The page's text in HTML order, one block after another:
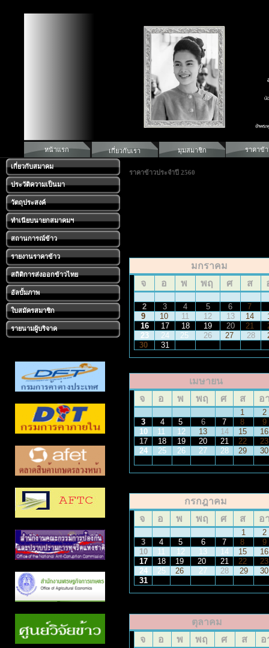
หน้าแรก เกี่ยวกับเรา มุมสมาชิก ราคาข้
เกี่ยวกับสมาคม
ประวัติความเป็นมา
วัตถุประสงค์
ทำเนียบนายกสมาคมฯ
สถานการณ์ข้าว
รายงานราคาข้าว
สถิติการส่งออกข้าวไทย
อัลบั้มภาพ
ใบสมัครสมาชิก
รายนามผู้บริจาค
ราคาข้าวประจำปี 2560
มกราคม
จ
อ พ พฤ ศ ส
2 3 4 5 6
7
9
10 11 12 13 14
16
17 18 19 20 21
23
24 25 26 27 28
30
31
เมษายน
จ
อ พ พฤ ศ ส อ
1
2
3
4 5 6 7 8
9
10
11 12 13 14 15
17
18 19 20 21 22
24
25 26 27 28 29
กรกฎาคม
จ
อ พ พฤ ศ ส อ
1
2
3
4 5 6 7 8
9
10
11 12 13 14 15
17
18 19 20 21 22
24
25 26 27 28 29
31
ตุลาคม
จ
อ พ พฤ ศ ส อ